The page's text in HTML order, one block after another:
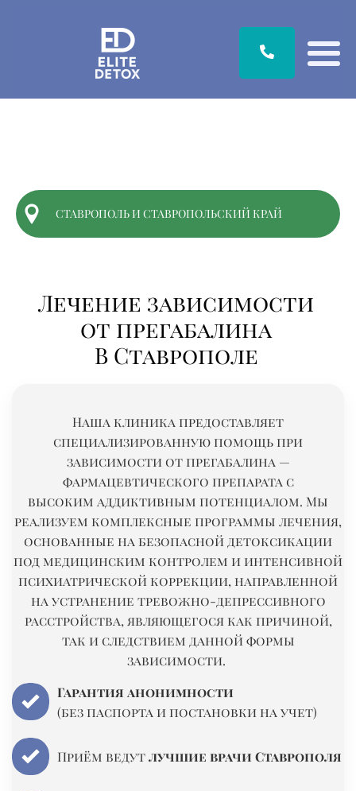
СТАВРОПОЛЬ И СТАВРОПОЛЬСКИЙ КРАЙ
Лечение зависимости
от прегабалина
В Ставрополе
Наша клиника предоставляет
специализированную помощь при
зависимости от прегабалина —
фармацевтического препарата с
высоким аддиктивным потенциалом. Мы
реализуем комплексные программы лечения,
основанные на безопасной детоксикации
под медицинским контролем и интенсивной
психиатрической коррекции, направленной
на устранение тревожно-депрессивного
расстройства, являющегося как причиной,
так и следствием данной формы
зависимости.
Гарантия анонимности
(без паспорта и постановки на учет)
Приём ведутлучшие врачи Ставрополя